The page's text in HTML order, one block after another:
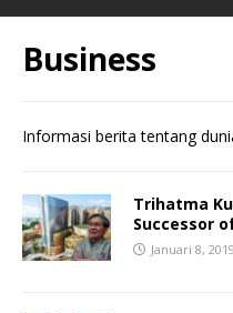
Business
Informasi berita tentang
Trihatma
Successor
Januari 8, 2019